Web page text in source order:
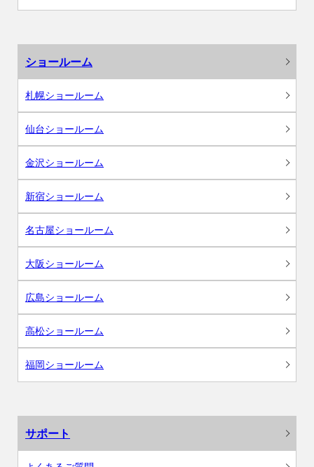
ショールーム
札幌ショールーム
仙台ショールーム
金沢ショールーム
新宿ショールーム
名古屋ショールーム
大阪ショールーム
広島ショールーム
高松ショールーム
福岡ショールーム
サポート